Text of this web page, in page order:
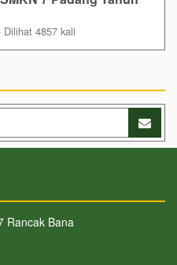
4857 kali
Rancak Bana